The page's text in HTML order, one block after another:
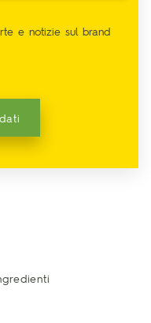
e notizie sul brand